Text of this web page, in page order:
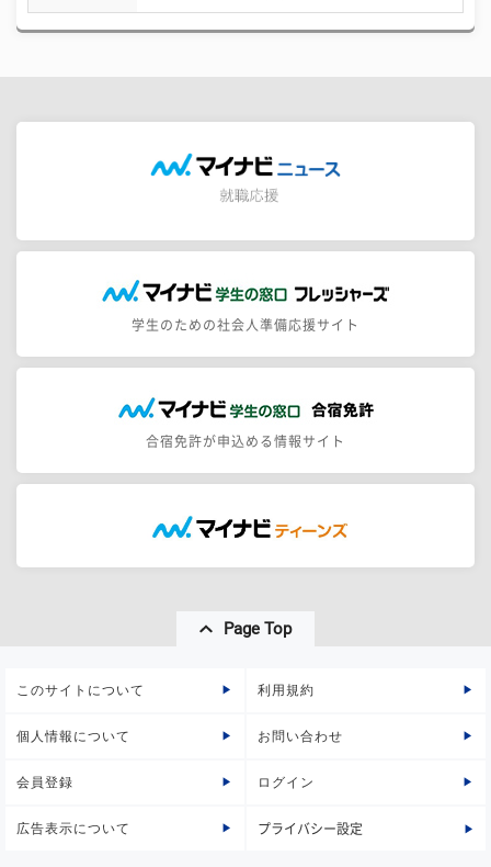
学生のための社会人準備応援サイト
合宿免許が申込める情報サイト
Page Top
このサイトについて 利用規約
個人情報について お問い合わせ
会員登録 ログイン
広告表示について プライバシー設定